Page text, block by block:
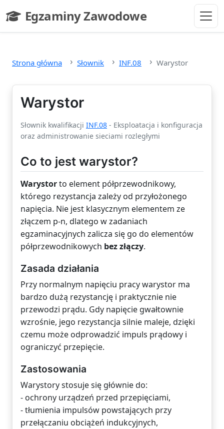
Egzaminy Zawodowe
- strona główna
Strona główna Słownik INF.08 Warystor
Warystor
Słownik kwalifikacji INF.08 - Eksploatacja i konfiguracja
oraz administrowanie sieciami rozległymi
Co to jest warystor?
Warystorto element półprzewodnikowy,
którego rezystancja zależy od przyłożonego
napięcia. Nie jest klasycznym elementem ze
złączem p-n, dlatego w zadaniach
egzaminacyjnych zalicza się go do elementów
półprzewodnikowych bez złączy.
Zasada działania
Przy normalnym napięciu pracy warystor ma
bardzo dużą rezystancję i praktycznie nie
przewodzi prądu. Gdy napięcie gwałtownie
wzrośnie, jego rezystancja silnie maleje, dzięki
czemu może odprowadzić impuls prądowy i
ograniczyć przepięcie.
Zastosowania
Warystory stosuje się głównie do:
- ochrony urządzeń przed przepięciami,
- tłumienia impulsów powstających przy
przełączaniu obciążeń indukcyjnych,